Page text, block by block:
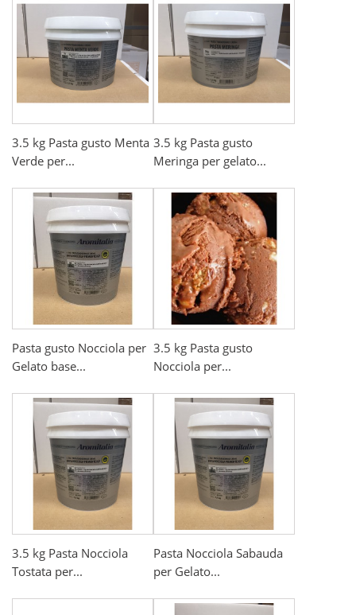
3.5 kg Pasta gusto Menta
Verde per...
3.5 kg Pasta gusto
Meringa per gelato...
Pasta gusto Nocciola per
Gelato base...
3.5 kg Pasta gusto
Nocciola per...
3.5 kg Pasta Nocciola
Tostata per...
Pasta Nocciola Sabauda
per Gelato...